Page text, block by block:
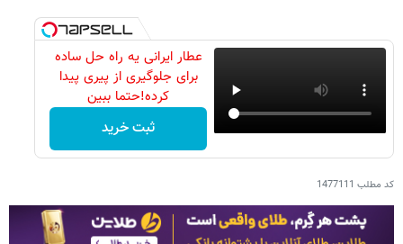
عطار ایرانی یه راه حل ساده
برای جلوگیری از پیری پیدا
کرده!حتما ببین
ثبت خرید
کد مطلب 1477111